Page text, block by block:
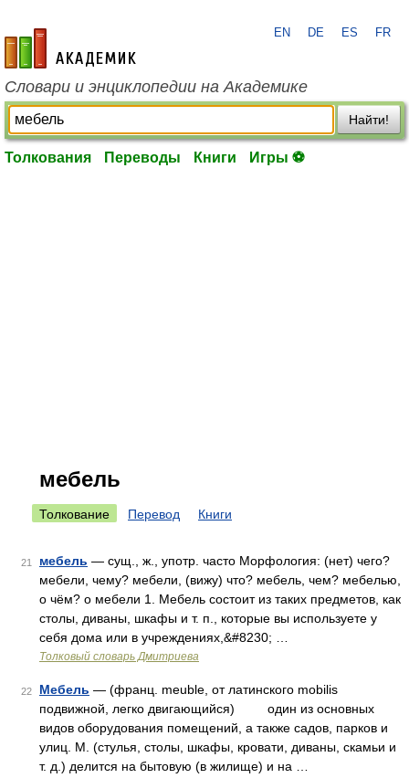
academic.ru
EN DE ES FR
Словари и энциклопедии на Академике
Найти!
Толкования Переводы Книги Игры ⚽
мебель
Толкование Перевод Книги
21 мебель — сущ., ж., употр. часто Морфология: (нет) чего?
мебели, чему? мебели, (вижу) что? мебель, чем? мебелью,
о чём? о мебели 1. Мебель состоит из таких предметов, как
столы, диваны, шкафы и т. п., которые вы используете у
себя дома или в учреждениях,&#8230; …
Толковый словарь Дмитриева
22 Мебель — (франц. meuble, от латинского mobilis
подвижной, легко двигающийся) один из основных
видов оборудования помещений, а также садов, парков и
улиц. М. (стулья, столы, шкафы, кровати, диваны, скамьи и
т. д.) делится на бытовую (в жилище) и на …